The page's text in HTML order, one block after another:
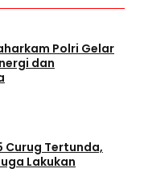
Polri Gelar
dan
Curug Tertunda,
Lakukan